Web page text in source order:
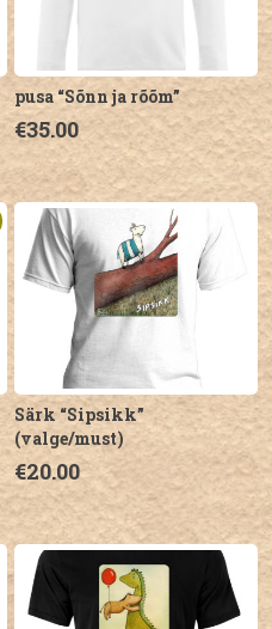
tootelehel.
pusa “Sõnn ja rõõm”
€35.00
Sellel
tootel
on
mitu
varianti.
Valikuid
saab
teha
tootelehel.
Särk “Sipsikk”
(valge/must)
€20.00
Sellel
tootel
on
mitu
varianti.
Valikuid